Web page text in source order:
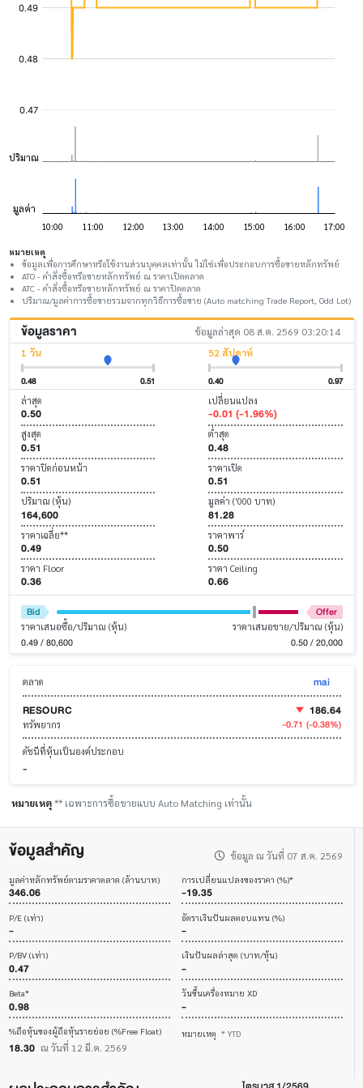
หมายเหตุ
ข้อมูลเพื่อการศึกษาหรือใช้งานส่วนบุคคลเท่านั้น ไม่ใช่เพื่อประกอบการซื้อขายหลักทรัพย์
ATO - คำสั่งซื้อหรือขายหลักทรัพย์ ณ ราคาเปิดตลาด
ATC - คำสั่งซื้อหรือขายหลักทรัพย์ ณ ราคาปิดตลาด
ปริมาณ/มูลค่าการซื้อขายรวมจากทุกวิธีการซื้อขาย (Auto matching Trade Report, Odd Lot)
ข้อมูลราคา
ข้อมูลล่าสุด 08 ส.ค. 2569 03:20:14
1 วัน
0.48 0.51
52 สัปดาห์
0.40 0.97
ล่าสุด
0.50
เปลี่ยนแปลง
-0.01 (-1.96%)
สูงสุด
0.51
ต่ำสุด
0.48
ราคาปิดก่อนหน้า
0.51
ราคาเปิด
0.51
ปริมาณ (หุ้น)
164,600
มูลค่า ('000 บาท)
81.28
ราคาเฉลี่ย**
0.49
ราคาพาร์
0.50
ราคา Floor
0.36
ราคา Ceiling
0.66
Bid Offer
ราคาเสนอซื้อ/ปริมาณ (หุ้น)
0.49 / 80,600
ราคาเสนอขาย/ปริมาณ (หุ้น)
0.50 / 20,000
ตลาด
mai
RESOURC
ทรัพยากร
186.64
-0.71 (-0.38%)
ดัชนีที่หุ้นเป็นองค์ประกอบ
-
หมายเหตุ** เฉพาะการซื้อขายแบบ Auto Matching เท่านั้น
ข้อมูลสำคัญ ข้อมูล ณ วันที่ 07 ส.ค. 2569
มูลค่าหลักทรัพย์ตามราคาตลาด (ล้านบาท)
346.06
การเปลี่ยนแปลงของราคา (%)*
-19.35
P/E (เท่า)
-
อัตราเงินปันผลตอบแทน (%)
-
P/BV (เท่า)
0.47
เงินปันผลล่าสุด (บาท/หุ้น)
-
Beta*
0.98
วันขึ้นเครื่องหมาย XD
-
%ถือหุ้นของผู้ถือหุ้นรายย่อย (%Free Float)
18.30 ณ วันที่ 12 มี.ค. 2569
หมายเหตุ * YTD